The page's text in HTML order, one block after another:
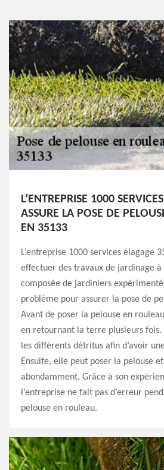
L’ENTREPRISE 1000
ASSURE LA POSE DE
EN 35133
L’entreprise 1000 services élagage
effectuer des travaux de jardinage à
composée de jardiniers
problème pour assurer la pose de
Avant de poser la pelouse en
en retournant la terre plusieurs fois.
les différents détritus afin d’avoir
Ensuite, elle peut poser la pelouse et
abondamment. Grâce à son
l’entreprise ne fait pas d’erreur
pelouse en rouleau.